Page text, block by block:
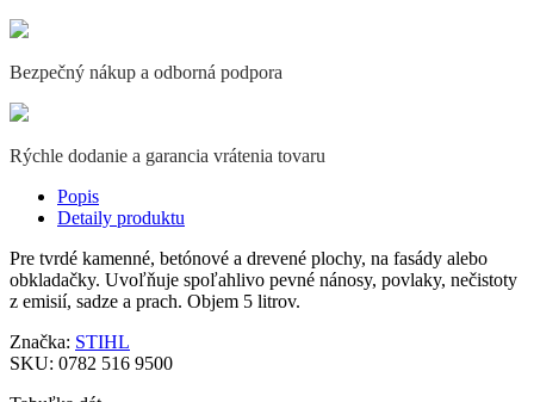
Bezpečný nákup a odborná podpora
Rýchle dodanie a garancia vrátenia tovaru
Popis
Detaily produktu
Pre tvrdé kamenné, betónové a drevené plochy, na fasády alebo
obkladačky. Uvoľňuje spoľahlivo pevné nánosy, povlaky, nečistoty
z emisií, sadze a prach. Objem 5 litrov.
Značka: STIHL
SKU: 0782 516 9500